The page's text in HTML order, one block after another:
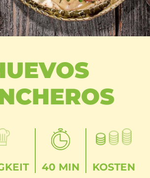
40 MIN
KOSTEN